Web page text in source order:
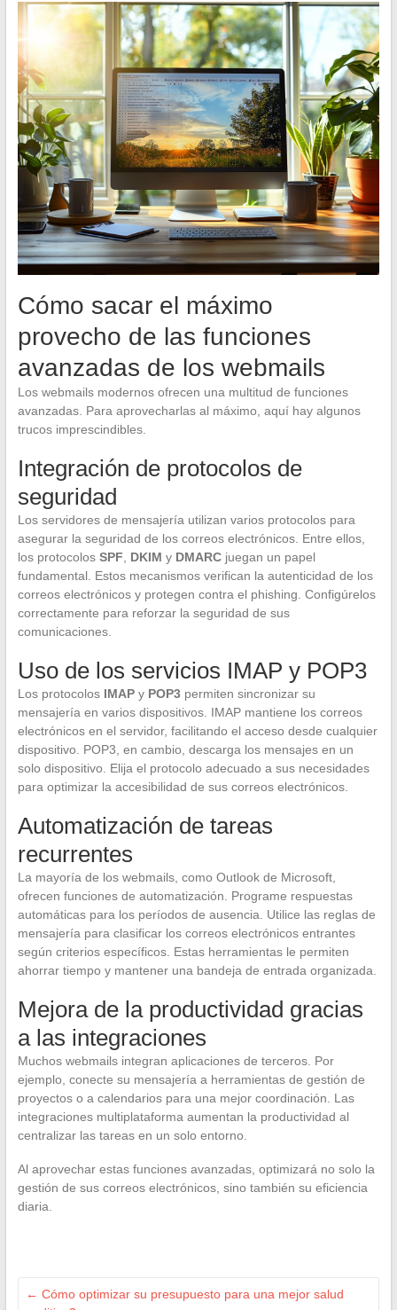
Cómo sacar el máximo
provecho de las funciones
avanzadas de los webmails
Los webmails modernos ofrecen una multitud de funciones
avanzadas. Para aprovecharlas al máximo, aquí hay algunos
trucos imprescindibles.
Integración de protocolos de
seguridad
Los servidores de mensajería utilizan varios protocolos para
asegurar la seguridad de los correos electrónicos. Entre ellos,
los protocolos SPF DKIM y DMARCjuegan un papel
fundamental. Estos mecanismos verifican la autenticidad de los
correos electrónicos y protegen contra el phishing. Configúrelos
correctamente para reforzar la seguridad de sus
comunicaciones.
Uso de los servicios IMAP y POP3
Los protocolos IMAPy POP3permiten sincronizar su
mensajería en varios dispositivos. IMAP mantiene los correos
electrónicos en el servidor, facilitando el acceso desde cualquier
dispositivo. POP3, en cambio, descarga los mensajes en un
solo dispositivo. Elija el protocolo adecuado a sus necesidades
para optimizar la accesibilidad de sus correos electrónicos.
Automatización de tareas
recurrentes
La mayoría de los webmails, como Outlook de Microsoft,
ofrecen funciones de automatización. Programe respuestas
automáticas para los períodos de ausencia. Utilice las reglas de
mensajería para clasificar los correos electrónicos entrantes
según criterios específicos. Estas herramientas le permiten
ahorrar tiempo y mantener una bandeja de entrada organizada.
Mejora de la productividad gracias
a las integraciones
Muchos webmails integran aplicaciones de terceros. Por
ejemplo, conecte su mensajería a herramientas de gestión de
proyectos o a calendarios para una mejor coordinación. Las
integraciones multiplataforma aumentan la productividad al
centralizar las tareas en un solo entorno.
Al aprovechar estas funciones avanzadas, optimizará no solo la
gestión de sus correos electrónicos, sino también su eficiencia
diaria.
← Cómo optimizar su presupuesto para una mejor salud